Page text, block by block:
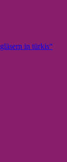
in türkis“